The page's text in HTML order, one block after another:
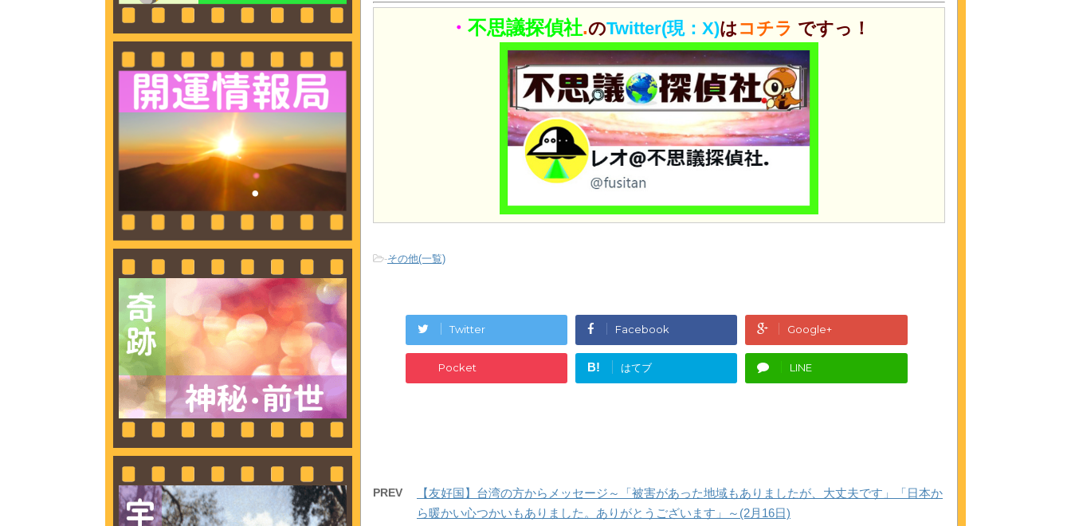
・ 不思議探偵社.のTwitter(現：X)はコチラ ですっ！
-その他(一覧)
Twitter Facebook Google+
Pocket B! はてブ LINE
PREV
【友好国】台湾の方からメッセージ～「被害があった地域もありましたが、大丈夫です」「日本か
ら暖かい心つかいもありました。ありがとうございます」～(2月16日)